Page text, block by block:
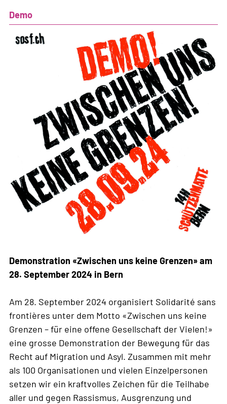
Demo
Demonstration «Zwischen uns keine Grenzen» am
28. September 2024 in Bern
Am 28. September 2024 organisiert Solidarité sans
frontières unter dem Motto «Zwischen uns keine
Grenzen – für eine offene Gesellschaft der Vielen!»
eine grosse Demonstration der Bewegung für das
Recht auf Migration und Asyl. Zusammen mit mehr
als 100 Organisationen und vielen Einzelpersonen
setzen wir ein kraftvolles Zeichen für die Teilhabe
aller und gegen Rassismus, Ausgrenzung und